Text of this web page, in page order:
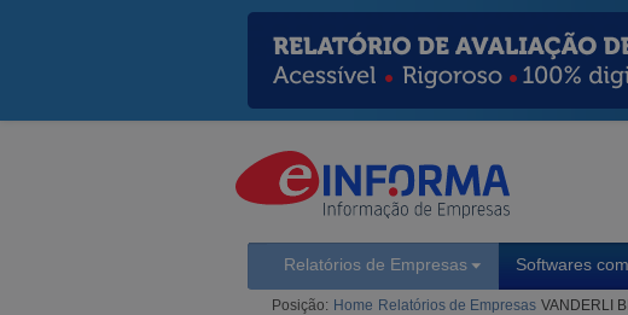
Relatórios de Empresas Softwares
Posição: Home Relatórios de Empresas VANDERLI